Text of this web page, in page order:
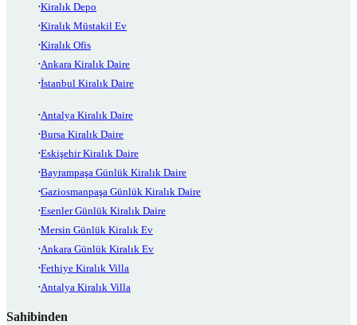
Kiralık Depo
Kiralık Müstakil Ev
Kiralık Ofis
Ankara Kiralık Daire
İstanbul Kiralık Daire
Antalya Kiralık Daire
Bursa Kiralık Daire
Eskişehir Kiralık Daire
Bayrampaşa Günlük Kiralık Daire
Gaziosmanpaşa Günlük Kiralık Daire
Esenler Günlük Kiralık Daire
Mersin Günlük Kiralık Ev
Ankara Günlük Kiralık Ev
Fethiye Kiralık Villa
Antalya Kiralık Villa
Sahibinden